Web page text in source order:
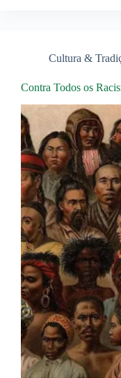
Cultura &
Contra Todos os